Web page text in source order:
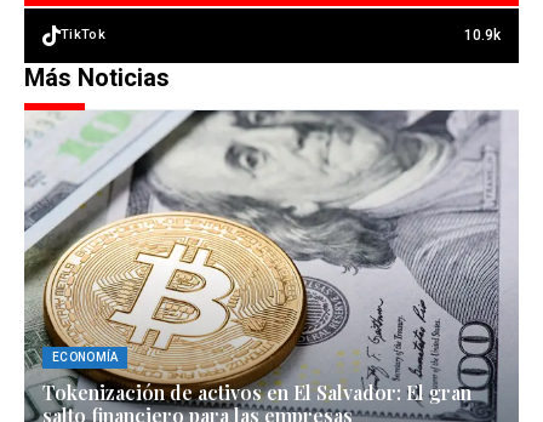
TikTok 10.9k
Más Noticias
ECONOMÍA
Tokenización de activos en El Salvador: El gran
salto financiero para las empresas